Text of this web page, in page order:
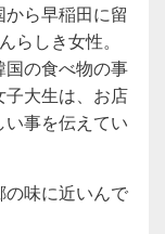
ら早稲田に留
らしき女性。
の食べ物の事
子大生は、お店
事を伝えてい
味に近いんで